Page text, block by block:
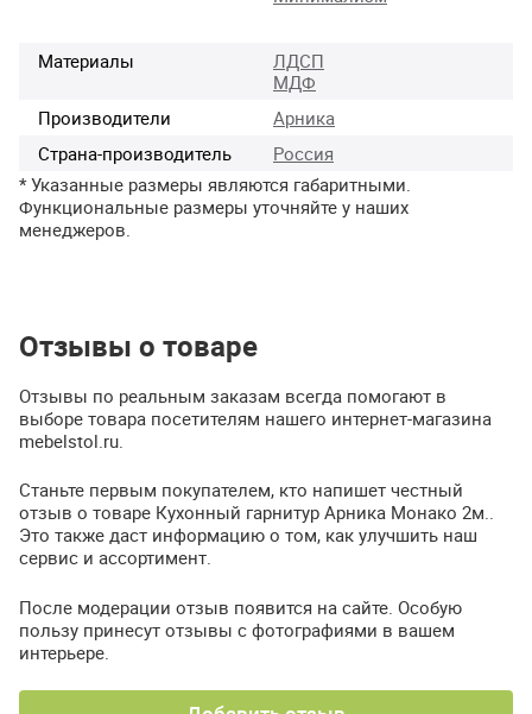
Материалы
ЛДСП
МДФ
Производители
Арника
Страна-производитель
Россия
* Указанные размеры являются габаритными.
Функциональные размеры уточняйте у наших
менеджеров.
Отзывы о товаре
Отзывы по реальным заказам всегда помогают в
выборе товара посетителям нашего интернет-магазина
mebelstol.ru.
Станьте первым покупателем, кто напишет честный
отзыв о товаре Кухонный гарнитур Арника Монако 2м..
Это также даст информацию о том, как улучшить наш
сервис и ассортимент.
После модерации отзыв появится на сайте. Особую
пользу принесут отзывы с фотографиями в вашем
интерьере.